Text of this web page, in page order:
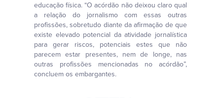
educação física. “O acórdão não deixou claro qual
a relação do jornalismo com essas outras
profissões, sobretudo diante da afirmação de que
existe elevado potencial da atividade jornalística
para gerar riscos, potenciais estes que não
parecem estar presentes, nem de longe, nas
outras profissões mencionadas no acórdão”,
concluem os embargantes.